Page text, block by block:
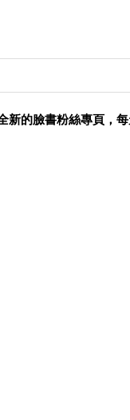
新的臉書粉絲專頁，